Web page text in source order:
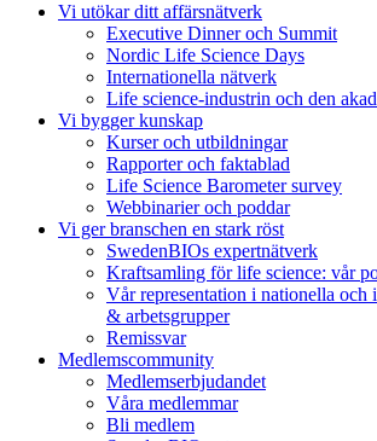
Vi utökar ditt affärsnätverk
Executive Dinner och Summit
Nordic Life Science Days
Internationella nätverk
Life science-industrin och den
Vi bygger kunskap
Kurser och utbildningar
Rapporter och faktablad
Life Science Barometer survey
Webbinarier och poddar
Vi ger branschen en stark röst
SwedenBIOs expertnätverk
Kraftsamling för life science: vår
Vår representation i nationella och
& arbetsgrupper
Remissvar
Medlemscommunity
Medlemserbjudandet
Våra medlemmar
Bli medlem